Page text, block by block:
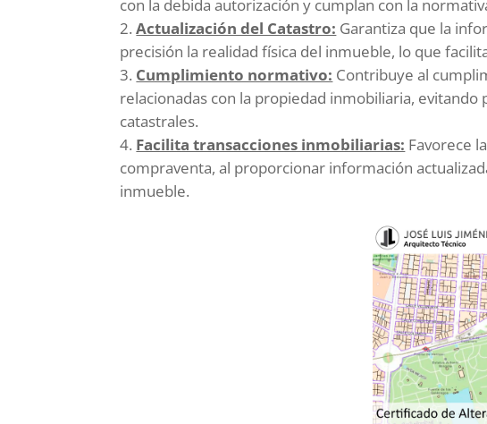
con la debida autorización y cumplan con la
Actualización del Catastro: Garantiza que la
precisión la realidad física del inmueble, lo que
Cumplimiento normativo: Contribuye al
relacionadas con la propiedad inmobiliaria,
catastrales.
Facilita transacciones inmobiliarias: Favorece
compraventa, al proporcionar información
inmueble.